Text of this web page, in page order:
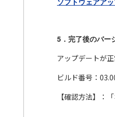
5．完了後のバー
アップデートが
ビルド番号：
【確認方法】：